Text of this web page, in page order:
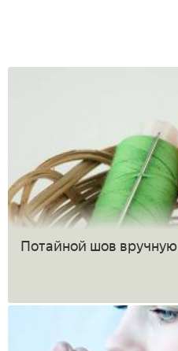
Потайной шов вручную